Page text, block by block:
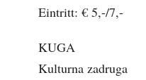
Eintritt: € 5,-/7,-
KUGA
Kulturna zadruga